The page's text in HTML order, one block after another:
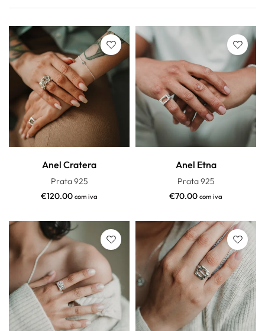
Anel Cratera
Prata 925
€120.00 com iva
Anel Etna
Prata 925
€70.00 com iva